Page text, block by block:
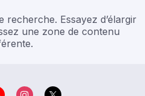
Essayez d’élargir
une zone de contenu